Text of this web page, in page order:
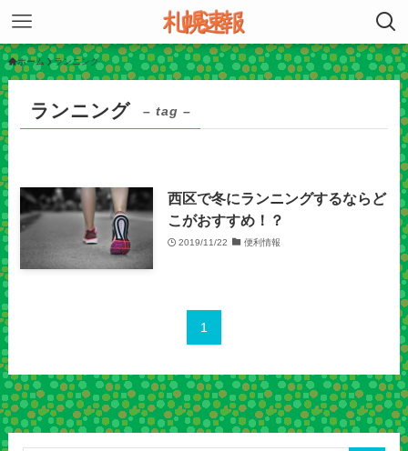
ホーム ランニング
ランニング – tag –
西区で冬にランニングするならど
こがおすすめ！？
2019/11/22 便利情報
1